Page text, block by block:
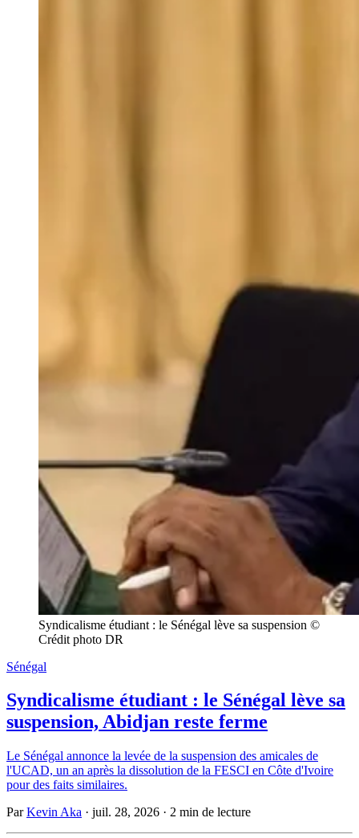
Syndicalisme étudiant : le Sénégal lève sa suspension ©
Crédit photo DR
Sénégal
Syndicalisme étudiant : le Sénégal lève sa
suspension, Abidjan reste ferme
Le Sénégal annonce la levée de la suspension des amicales de
l'UCAD, un an après la dissolution de la FESCI en Côte d'Ivoire
pour des faits similaires.
ParKevin Aka · juil. 28, 2026 · 2 min de lecture